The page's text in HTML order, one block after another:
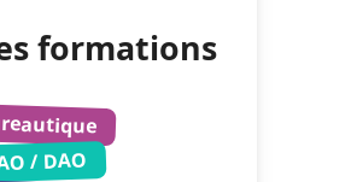
formations
/ DAO